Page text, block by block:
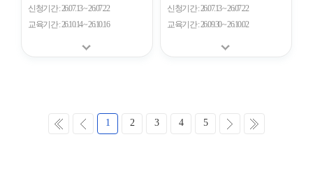
신청기간 26.07.13 ~ 26.07.22
교육기간 26.10.14 ~ 26.10.16
신청기간 26.07.13 ~ 26.07.22
교육기간 26.09.30 ~ 26.10.02
처
이
1 2 3 4 5
다
마